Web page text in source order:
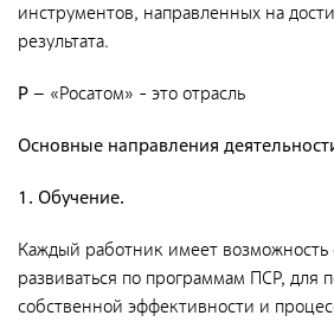
инструментов, направленных на
результата.
Р – «Росатом» - это отрасль
Основные направления
1. Обучение.
Каждый работник имеет возможность
развиваться по программам ПСР, для
собственной эффективности и
Экология
Экологическая политика ФГУП
Общественные обсуждения
Документы и отчеты по
окружающую среду
Онлайн-мониторинг